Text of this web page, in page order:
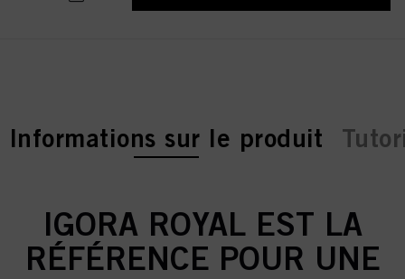
current tab:
Informations sur le produit
IGORA ROYAL EST LA
RÉFÉRENCE POUR UNE